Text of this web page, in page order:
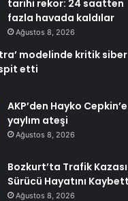
tarihi rekor: 24 saatten
fazla havada kaldılar
Ağustos 8, 2026
modelinde kritik siber
etti
AKP’den Hayko Cepkin’e
yaylım ateşi
Ağustos 8, 2026
Bozkurt’ta Trafik
Sürücü Hayatını
Ağustos 8, 2026